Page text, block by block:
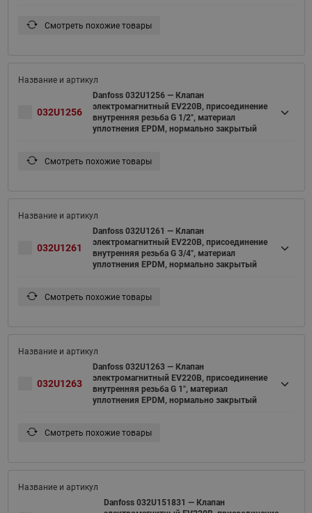
Смотреть похожие товары
032U1256
Danfoss 032U1256 — Клапан
электромагнитный EV220B, присоединение
внутренняя резьба G 1/2", материал
уплотнения EPDM, нормально закрытый
Смотреть похожие товары
032U1261
Danfoss 032U1261 — Клапан
электромагнитный EV220B, присоединение
внутренняя резьба G 3/4", материал
уплотнения EPDM, нормально закрытый
Смотреть похожие товары
032U1263
Danfoss 032U1263 — Клапан
электромагнитный EV220B, присоединение
внутренняя резьба G 1", материал
уплотнения EPDM, нормально закрытый
Смотреть похожие товары
Danfoss 032U151831 — Клапан